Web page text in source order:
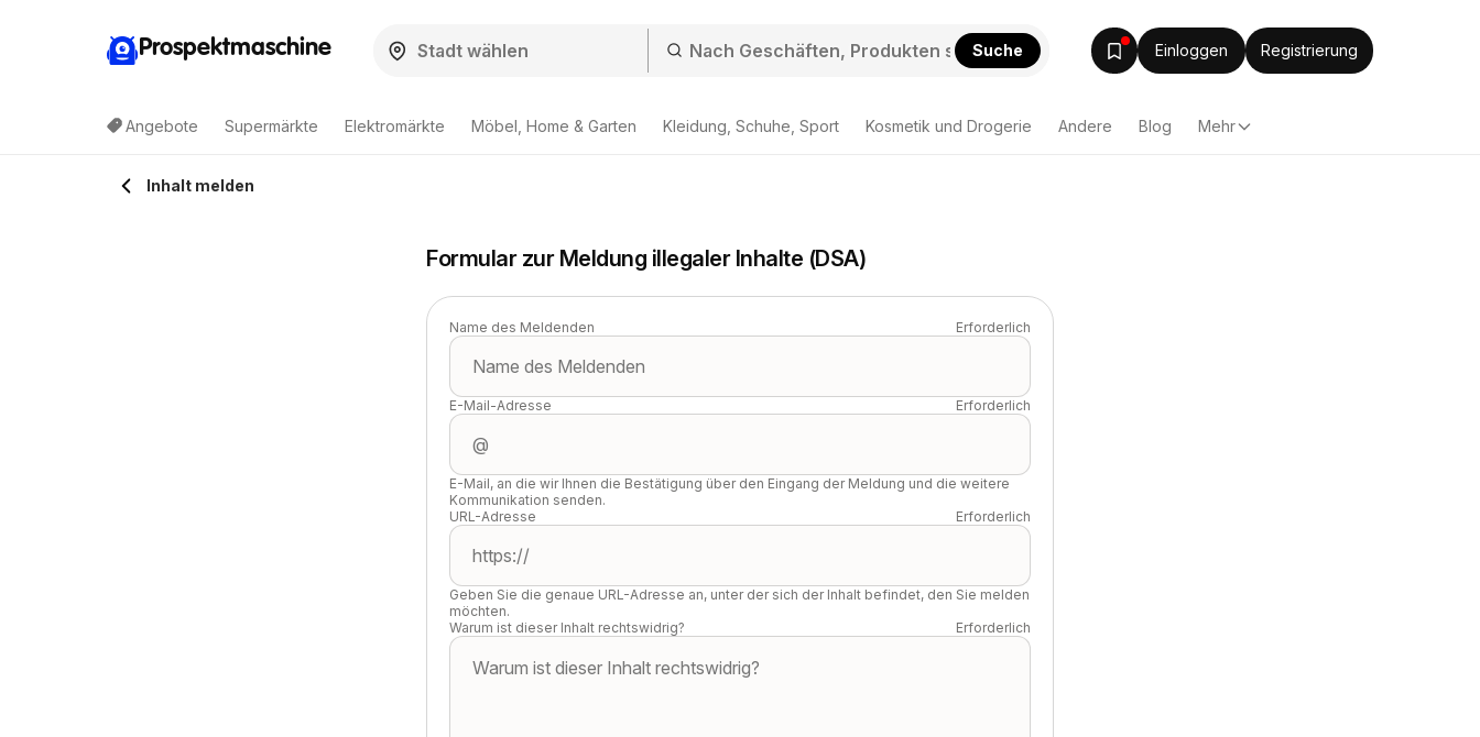
Prospektmaschine Suche Einloggen Registrierung
Angebote Supermärkte Elektromärkte Möbel, Home & Garten Kleidung, Schuhe, Sport Kosmetik und Drogerie Andere Blog Mehr
Inhalt melden
Formular zur Meldung illegaler Inhalte (DSA)
Name des Meldenden Erforderlich
E-Mail-Adresse Erforderlich
E-Mail, an die wir Ihnen die Bestätigung über den Eingang der Meldung und die weitere
Kommunikation senden.
URL-Adresse
Erforderlich
Geben Sie die genaue URL-Adresse an, unter der sich der Inhalt befindet, den Sie melden
möchten.
Warum ist dieser Inhalt rechtswidrig?
Erforderlich